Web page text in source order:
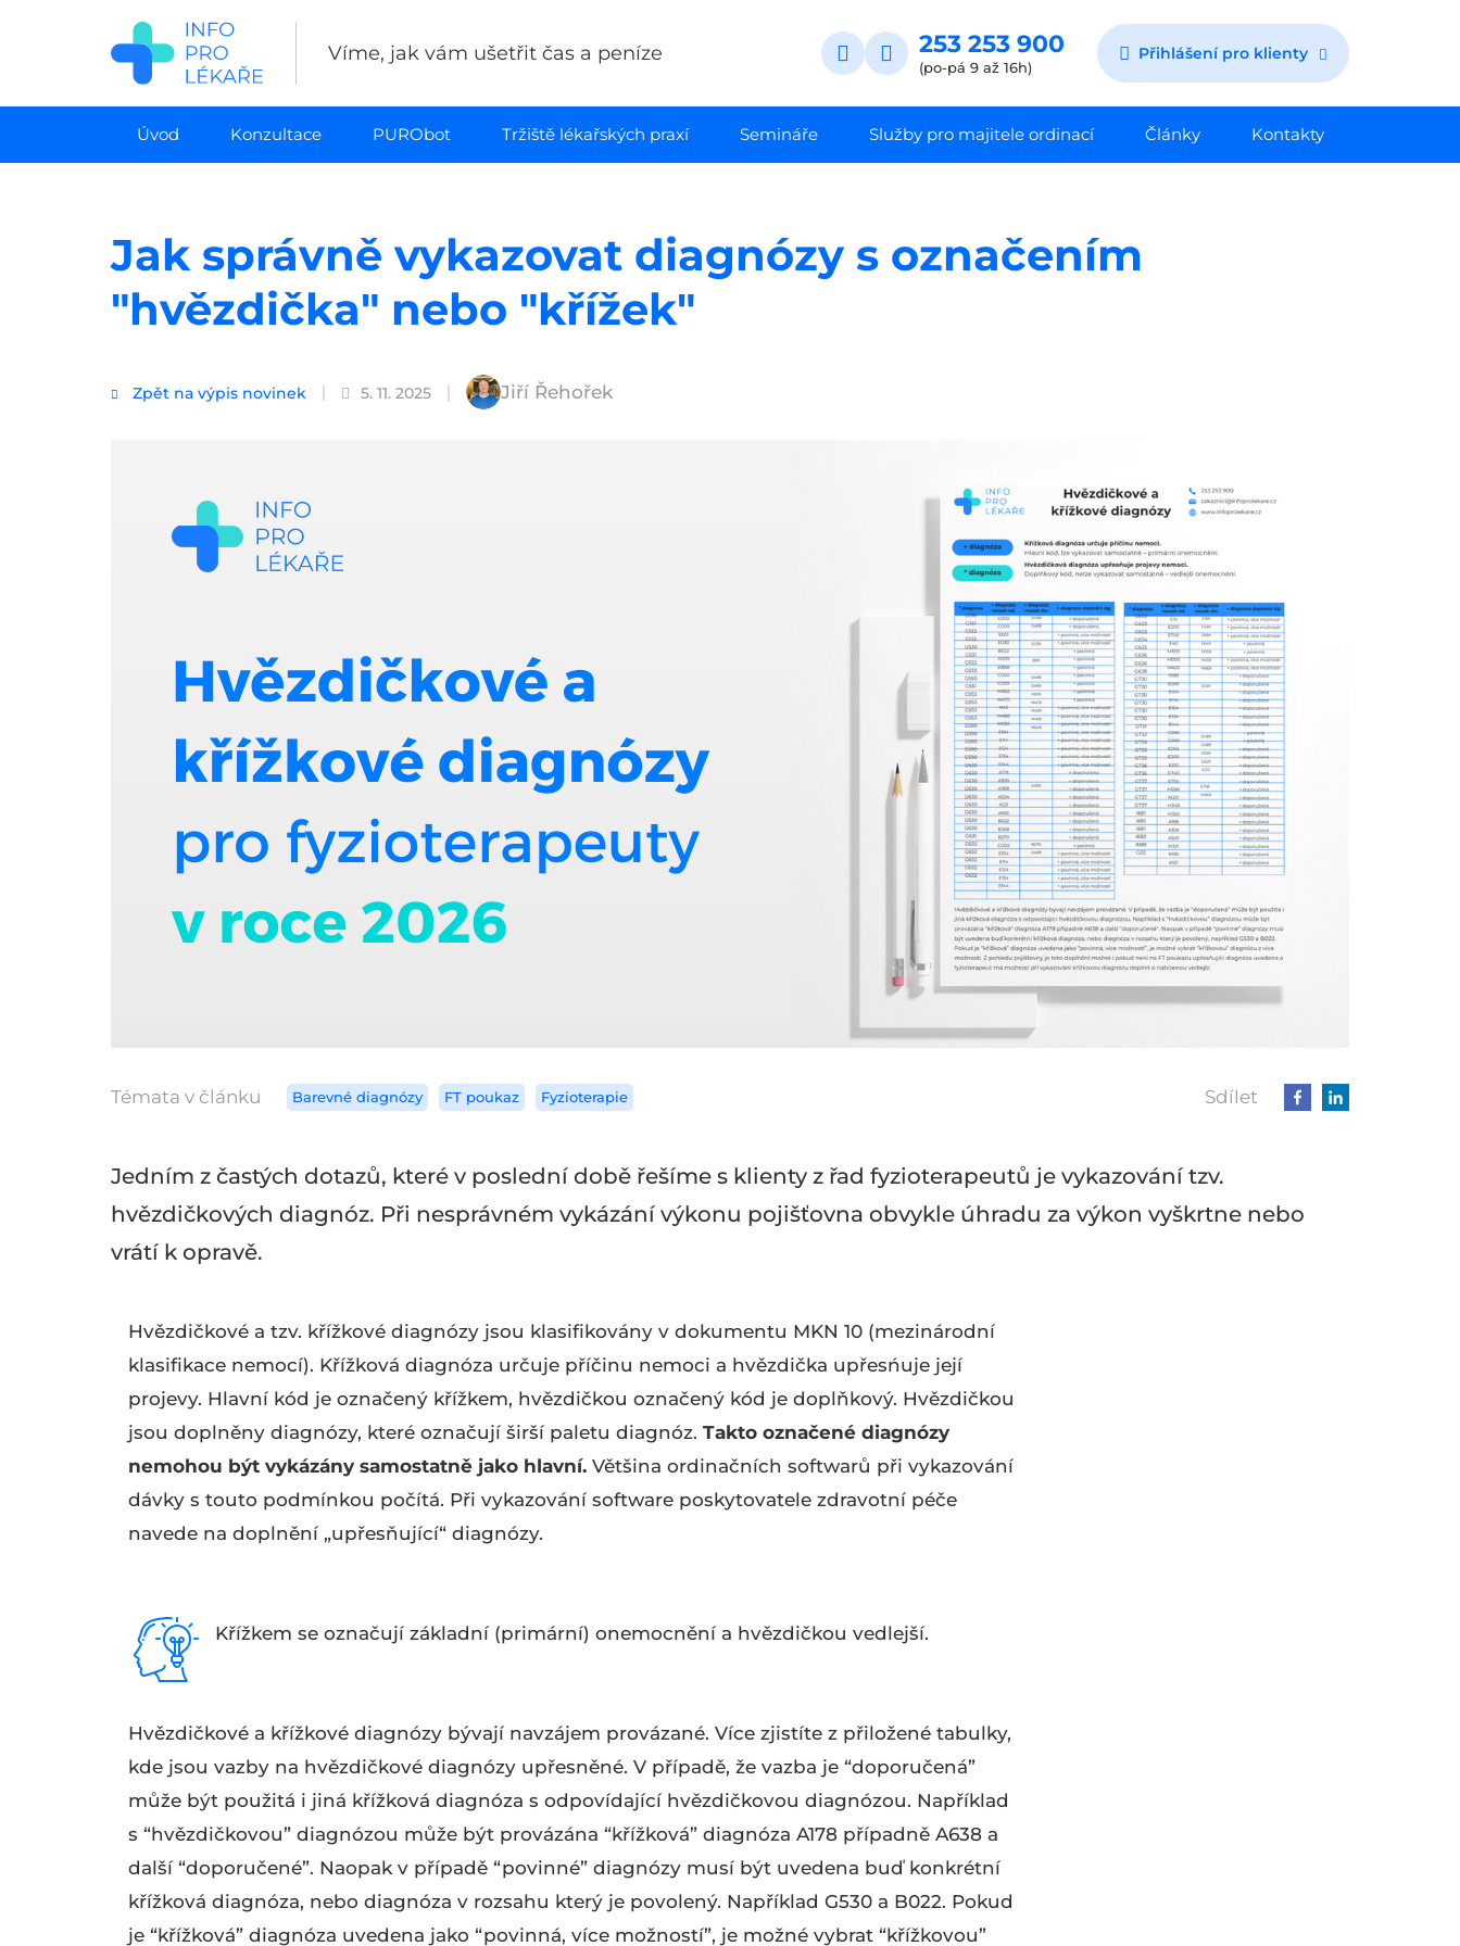
Víme, jak vám ušetřit čas a peníze 253 253 900
(po-pá 9 až 16h)
Přihlášení pro klienty
Úvod Konzultace PURObot Tržiště lékařských praxí Semináře Služby pro majitele ordinací Články Kontakty
Jak správně vykazovat diagnózy s označením
"hvězdička" nebo "křížek"
Zpět na výpis novinek 5. 11. 2025 Jiří Řehořek
Témata v článku Barevné diagnózy FT poukaz Fyzioterapie Sdílet
Jedním z častých dotazů, které v poslední době řešíme s klienty z řad fyzioterapeutů je vykazování tzv.
hvězdičkových diagnóz. Při nesprávném vykázání výkonu pojišťovna obvykle úhradu za výkon vyškrtne nebo
vrátí k opravě.
Hvězdičkové a tzv. křížkové diagnózy jsou klasifikovány v dokumentu MKN 10 (mezinárodní
klasifikace nemocí). Křížková diagnóza určuje příčinu nemoci a hvězdička upřesńuje její
projevy. Hlavní kód je označený křížkem, hvězdičkou označený kód je doplňkový. Hvězdičkou
jsou doplněny diagnózy, které označují širší paletu diagnóz. Takto označené diagnózy
nemohou být vykázány samostatně jako hlavní. Většina ordinačních softwarů při vykazování
dávky s touto podmínkou počítá. Při vykazování software poskytovatele zdravotní péče
navede na doplnění „upřesňující“ diagnózy.
Křížkem se označují základní (primární) onemocnění a hvězdičkou vedlejší.
Hvězdičkové a křížkové diagnózy bývají navzájem provázané. Více zjistíte z přiložené tabulky,
kde jsou vazby na hvězdičkové diagnózy upřesněné. V případě, že vazba je “doporučená”
může být použitá i jiná křížková diagnóza s odpovídající hvězdičkovou diagnózou. Například
s “hvězdičkovou” diagnózou může být provázána “křížková” diagnóza A178 případně A638 a
další “doporučené”. Naopak v případě “povinné” diagnózy musí být uvedena buď konkrétní
křížková diagnóza, nebo diagnóza v rozsahu který je povolený. Například G530 a B022. Pokud
je “křížková” diagnóza uvedena jako “povinná, více možností”, je možné vybrat “křížkovou”